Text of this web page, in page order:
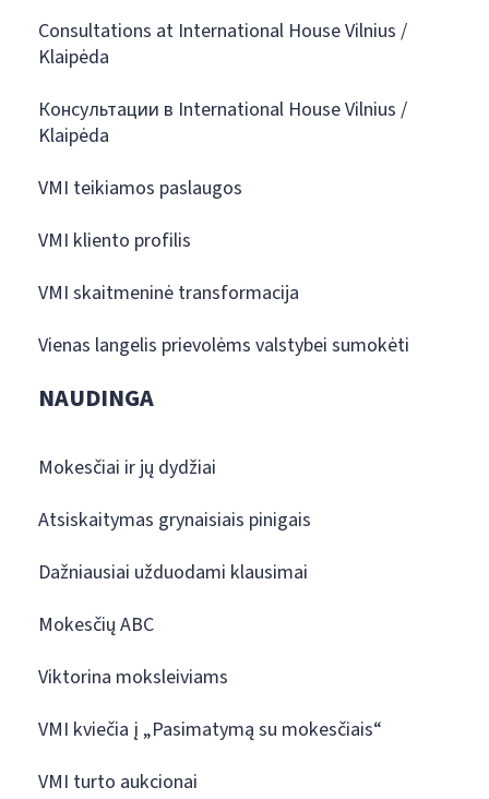
Consultations at International House Vilnius /
Klaipėda
Консультации в International House Vilnius /
Klaipėda
VMI teikiamos paslaugos
VMI kliento profilis
VMI skaitmeninė transformacija
Vienas langelis prievolėms valstybei sumokėti
NAUDINGA
Mokesčiai ir jų dydžiai
Atsiskaitymas grynaisiais pinigais
Dažniausiai užduodami klausimai
Mokesčių ABC
Viktorina moksleiviams
VMI kviečia į „Pasimatymą su mokesčiais“
VMI turto aukcionai